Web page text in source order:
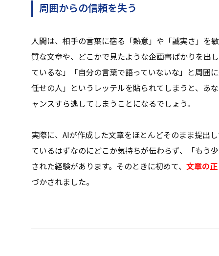
周囲からの信頼を失う
人間は、相手の言葉に宿る「熱意」や「誠実さ」を
質な文章や、どこかで見たような企画書ばかりを出
ているな」「自分の言葉で語っていないな」と周囲
任せの人」というレッテルを貼られてしまうと、あ
ャンスすら逃してしまうことになるでしょう。
実際に、AIが作成した文章をほとんどそのまま提出
ているはずなのにどこか気持ちが伝わらず、「もう
された経験があります。そのときに初めて、 文章の
づかされました。